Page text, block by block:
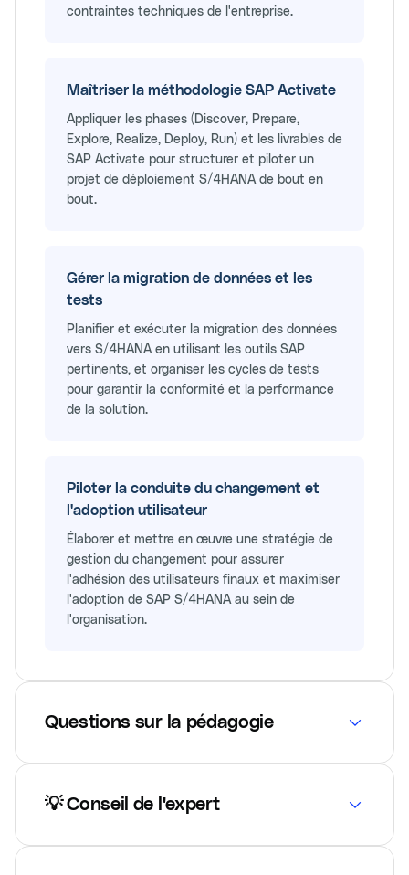
contraintes techniques de l'entreprise.
Maîtriser la méthodologie SAP Activate
Appliquer les phases (Discover, Prepare,
Explore, Realize, Deploy, Run) et les livrables de
SAP Activate pour structurer et piloter un
projet de déploiement S/4HANA de bout en
bout.
Gérer la migration de données et les
tests
Planifier et exécuter la migration des données
vers S/4HANA en utilisant les outils SAP
pertinents, et organiser les cycles de tests
pour garantir la conformité et la performance
de la solution.
Piloter la conduite du changement et
l'adoption utilisateur
Élaborer et mettre en œuvre une stratégie de
gestion du changement pour assurer
l'adhésion des utilisateurs finaux et maximiser
l'adoption de SAP S/4HANA au sein de
l'organisation.
Questions sur la pédagogie
💡 Conseil de l'expert